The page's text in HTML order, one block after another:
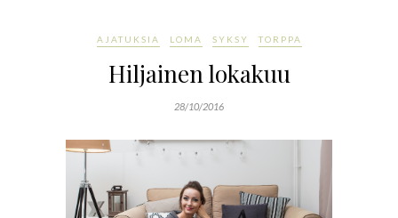
AJATUKSIA LOMA SYKSY TORPPA
Hiljainen lokakuu
28/10/2016